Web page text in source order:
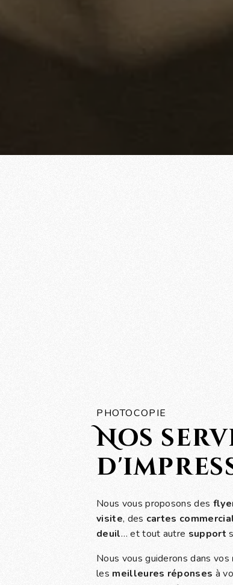
PHOTOCOPIE
Nos
Nous vous proposons des
visite, des cartes
deuil… et tout autre support
Nous vous guiderons dans vos
les meilleures réponses à